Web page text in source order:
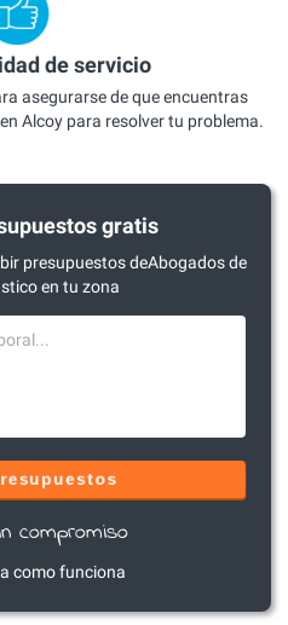
de servicio
asegurarse de que encuentras
Alcoy para resolver tu problema.
gratis
presupuestos deAbogados de
en tu zona
compromiso
como funciona